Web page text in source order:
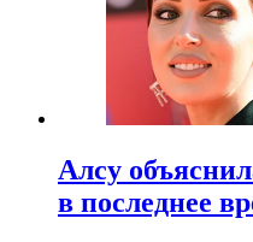
Алсу
в последнее